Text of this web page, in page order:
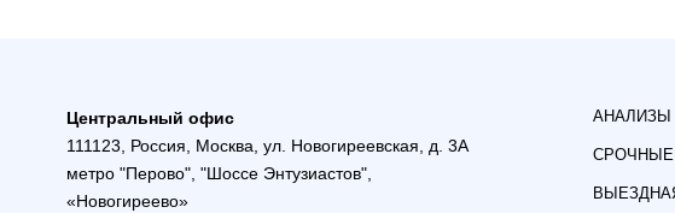
Центральный офис
111123, Россия, Москва, ул. Новогиреевская, д. 3А
метро "Перово", "Шоссе Энтузиастов",
«Новогиреево»
АНАЛИЗЫ
СРОЧНЫЕ